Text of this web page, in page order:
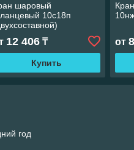
шаровый
10c18п
12 406₸
Купить
от
год